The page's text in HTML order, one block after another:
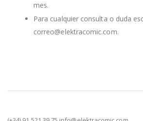
mes.
Para cualquier consulta o duda
correo@elektracomic.com.